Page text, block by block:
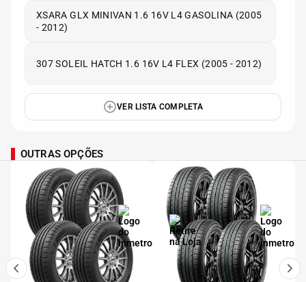
XSARA GLX MINIVAN 1.6 16V L4 GASOLINA (2005
- 2012)
307 SOLEIL HATCH 1.6 16V L4 FLEX (2005 - 2012)
VER LISTA COMPLETA
OUTRAS OPÇÕES